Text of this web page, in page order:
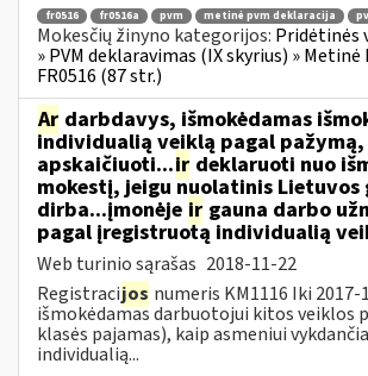
fr0516 fr0516a pvm metinė pvm deklaracija
Mokesčių žinyno kategorijos: Pridėtinės
» PVM deklaravimas (IX skyrius) »
FR0516 (87 str.)
Ar darbdavys, išmokėdamas
individualią veiklą pagal
apskaičiuoti...ir deklaruoti nuo
mokestį, jeigu nuolatinis Lietuvos
dirba...įmonėje ir gauna darbo
pagal įregistruotą individualią
Web turinio sąrašas 2018-11-22
Registracijos numeris KM1116 Iki 2017-
išmokėdamas darbuotojui kitos veiklos
klasės pajamas), kaip asmeniui
individualią...